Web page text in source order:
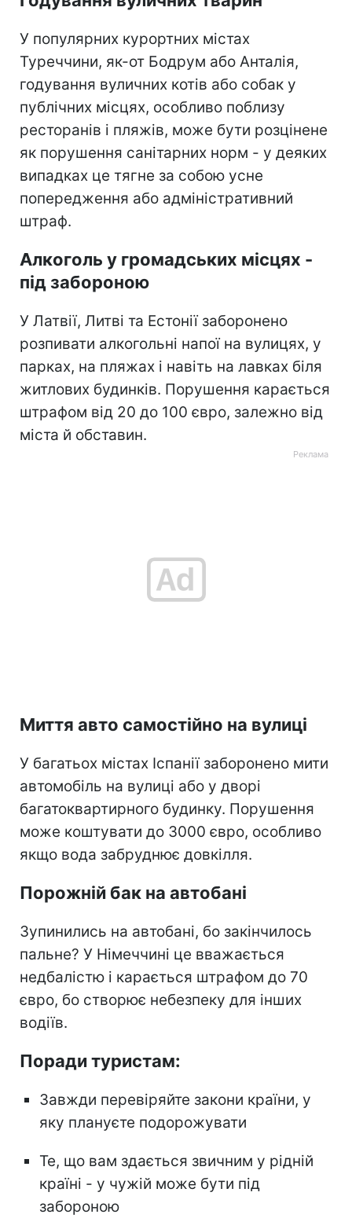
У популярних курортних містах
Туреччини, як-от Бодрум або Анталія,
годування вуличних котів або собак у
публічних місцях, особливо поблизу
ресторанів і пляжів, може бути розцінене
як порушення санітарних норм - у деяких
випадках це тягне за собою усне
попередження або адміністративний
штраф.
Алкоголь у громадських місцях -
під забороною
У Латвії, Литві та Естонії заборонено
розпивати алкогольні напої на вулицях, у
парках, на пляжах і навіть на лавках біля
житлових будинків. Порушення карається
штрафом від 20 до 100 євро, залежно від
міста й обставин.
Миття авто самостійно на вулиці
У багатьох містах Іспанії заборонено мити
автомобіль на вулиці або у дворі
багатоквартирного будинку. Порушення
може коштувати до 3000 євро, особливо
якщо вода забруднює довкілля.
Порожній бак на автобані
Зупинились на автобані, бо закінчилось
пальне? У Німеччині це вважається
недбалістю і карається штрафом до 70
євро, бо створює небезпеку для інших
водіїв.
Поради туристам:
Завжди перевіряйте закони країни, у
яку плануєте подорожувати
Те, що вам здається звичним у рідній
країні - у чужій може бути під
забороною